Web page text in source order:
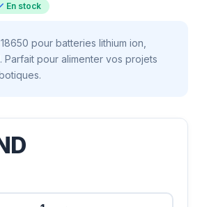
En stock
pour batteries lithium ion,
Parfait pour alimenter vos projets